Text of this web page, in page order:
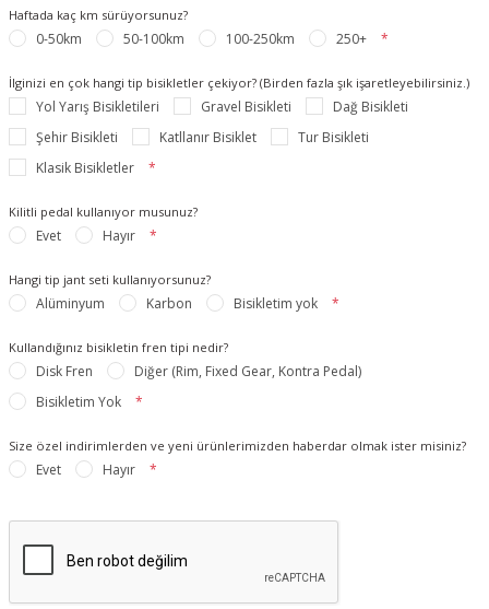
Haftada kaç km sürüyorsunuz?
0-50km 50-100km 100-250km 250+ *
İlginizi en çok hangi tip bisikletler çekiyor? (Birden fazla şık işaretleyebilirsiniz.)
Yol Yarış Bisikletileri Gravel Bisikleti
Dağ Bisikleti
Şehir Bisikleti
Katllanır Bisiklet
Tur Bisikleti
Klasik Bisikletler
*
Kilitli pedal kullanıyor musunuz?
Evet Hayır *
Hangi tip jant seti kullanıyorsunuz?
Alüminyum Karbon Bisikletim yok *
Kullandığınız bisikletin fren tipi nedir?
Disk Fren
Diğer (Rim, Fixed Gear, Kontra Pedal)
Bisikletim Yok
*
Size özel indirimlerden ve yeni ürünlerimizden haberdar olmak ister misiniz?
Evet Hayır *